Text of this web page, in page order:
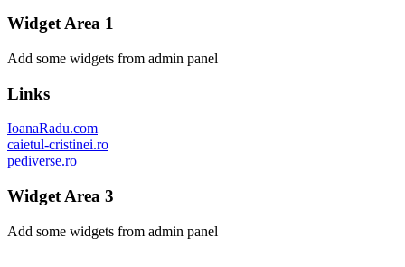
Widget Area 1
Add some widgets from admin panel
Links
IoanaRadu.com
caietul-cristinei.ro
pediverse.ro
Widget Area 3
Add some widgets from admin panel